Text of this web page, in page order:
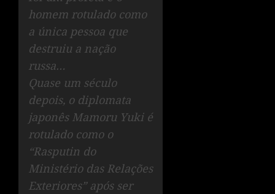
homem rotulado como
a única pessoa que
destruiu a nação
russa…
Quase um século
depois, o diplomata
japonês Mamoru Yuki é
rotulado como o
“Rasputin do
Ministério das Relações
Exteriores” após ser